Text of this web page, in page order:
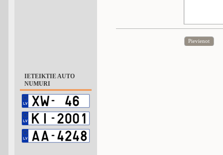
IETEIKTIE AUTO
NUMURI
Pievienot